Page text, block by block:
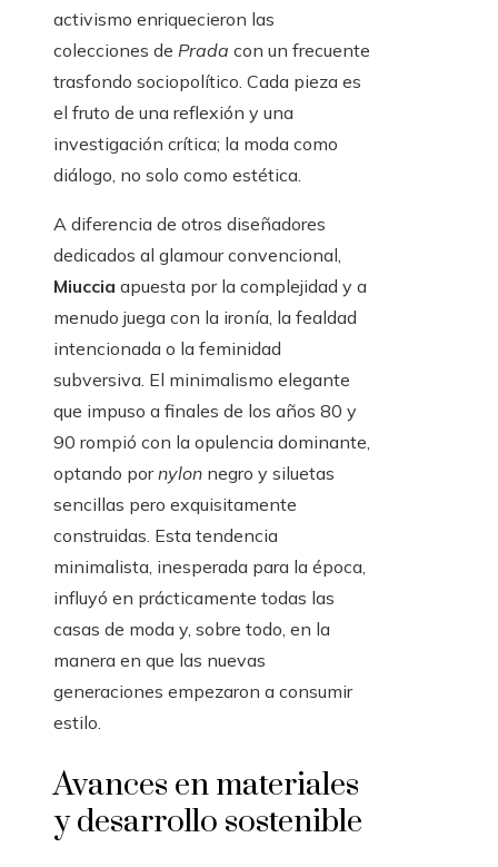
activismo enriquecieron las
colecciones de Prada con un frecuente
trasfondo sociopolítico. Cada pieza es
el fruto de una reflexión y una
investigación crítica; la moda como
diálogo, no solo como estética.
A diferencia de otros diseñadores
dedicados al glamour convencional,
Miuccia apuesta por la complejidad y a
menudo juega con la ironía, la fealdad
intencionada o la feminidad
subversiva. El minimalismo elegante
que impuso a finales de los años 80 y
90 rompió con la opulencia dominante,
optando pornylon negro y siluetas
sencillas pero exquisitamente
construidas. Esta tendencia
minimalista, inesperada para la época,
influyó en prácticamente todas las
casas de moda y, sobre todo, en la
manera en que las nuevas
generaciones empezaron a consumir
estilo.
Avances en materiales
y desarrollo sostenible